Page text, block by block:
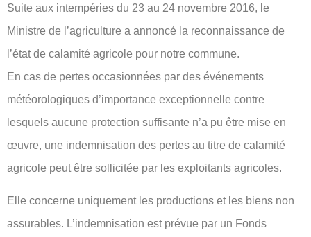
Suite aux intempéries du 23 au 24 novembre 2016, le
Ministre de l’agriculture a annoncé la reconnaissance de
l’état de calamité agricole pour notre commune.
En cas de pertes occasionnées par des événements
météorologiques d’importance exceptionnelle contre
lesquels aucune protection suffisante n’a pu être mise en
œuvre, une indemnisation des pertes au titre de calamité
agricole peut être sollicitée par les exploitants agricoles.
Elle concerne uniquement les productions et les biens non
assurables. L’indemnisation est prévue par un Fonds